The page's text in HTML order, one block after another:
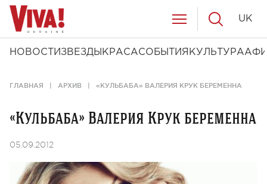
НОВОСТИ ЗВЕЗДЫ КРАСАСОБЫТИЯ КУЛЬТУРА
UK
ГЛАВНАЯ АРХИВ «КУЛЬБАБА» ВАЛЕРИЯ КРУК БЕРЕМЕННА
«Кульбаба» Валерия Крук беременна
05.09.2012